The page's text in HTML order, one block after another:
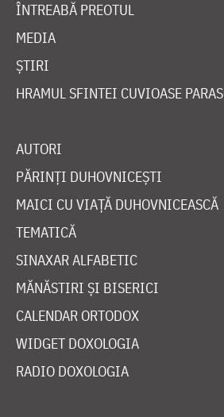
ÎNTREABĂ PREOTUL
MEDIA
ȘTIRI
HRAMUL SFINTEI CUVIOASE
AUTORI
PĂRINȚI DUHOVNICEȘTI
MAICI CU VIAȚĂ DUHOVNICEASCĂ
TEMATICĂ
SINAXAR ALFABETIC
MĂNĂSTIRI ȘI BISERICI
CALENDAR ORTODOX
WIDGET DOXOLOGIA
RADIO DOXOLOGIA